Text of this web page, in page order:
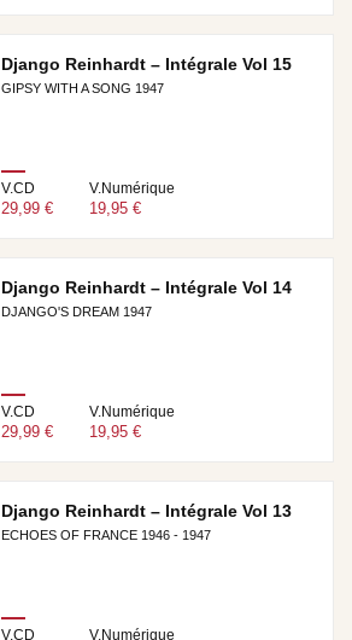
Django Reinhardt – Intégrale Vol 15
GIPSY WITH A SONG 1947
V.CD
29,99 €
V.Numérique
19,95 €
Django Reinhardt – Intégrale Vol 14
DJANGO'S DREAM 1947
V.CD
29,99 €
V.Numérique
19,95 €
Django Reinhardt – Intégrale Vol 13
ECHOES OF FRANCE 1946 - 1947
V.CD V.Numérique